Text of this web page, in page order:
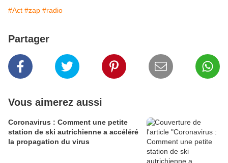
#Act #zap #radio
Partager
Vous aimerez aussi
Coronavirus : Comment une petite
station de ski autrichienne a accéléré
la propagation du virus